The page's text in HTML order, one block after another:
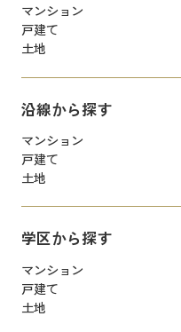
マンション
戸建て
土地
沿線から探す
マンション
戸建て
土地
学区から探す
マンション
戸建て
土地